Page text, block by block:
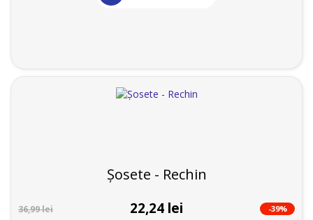
Șosete - Rechin
36,99 lei 22,24 lei -39%